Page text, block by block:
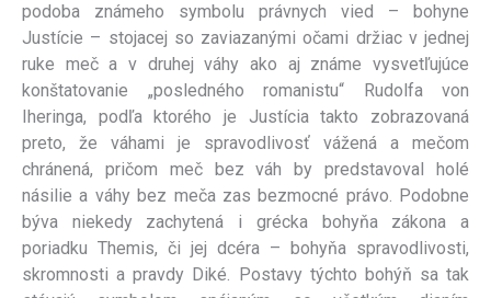
podoba známeho symbolu právnych vied – bohyne
Justície – stojacej so zaviazanými očami držiac v jednej
ruke meč a v druhej váhy ako aj známe vysvetľujúce
konštatovanie „posledného romanistu“ Rudolfa von
Iheringa, podľa ktorého je Justícia takto zobrazovaná
preto, že váhami je spravodlivosť vážená a mečom
chránená, pričom meč bez váh by predstavoval holé
násilie a váhy bez meča zas bezmocné právo. Podobne
býva niekedy zachytená i grécka bohyňa zákona a
poriadku Themis, či jej dcéra – bohyňa spravodlivosti,
skromnosti a pravdy Diké. Postavy týchto bohýň sa tak